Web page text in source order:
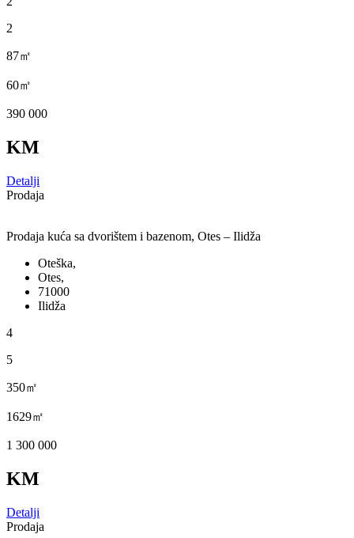
2
87㎡
60㎡
390 000
KM
Detalji
Prodaja
Prodaja kuća sa dvorištem i bazenom, Otes – Ilidža
Oteška,
Otes,
71000
Ilidža
4
5
350㎡
1629㎡
1 300 000
KM
Detalji
Prodaja